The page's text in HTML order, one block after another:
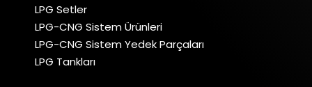
LPG Setler
LPG-CNG Sistem Ürünleri
LPG-CNG Sistem Yedek Parçaları
LPG Tankları